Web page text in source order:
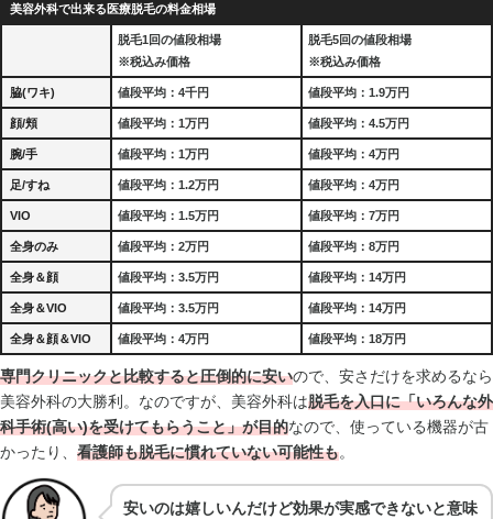
美容外科で出来る医療脱毛の料金相場
脱毛1回の値段相場
※税込み価格
脱毛5回の値段相場
※税込み価格
脇(ワキ) 値段平均：4千円 値段平均：1.9万円
顔/頬 値段平均：1万円 値段平均：4.5万円
腕/手 値段平均：1万円 値段平均：4万円
足/すね 値段平均：1.2万円 値段平均：4万円
VIO 値段平均：1.5万円 値段平均：7万円
全身のみ 値段平均：2万円 値段平均：8万円
全身＆顔 値段平均：3.5万円 値段平均：14万円
全身＆VIO 値段平均：3.5万円 値段平均：14万円
全身＆顔＆VIO 値段平均：4万円 値段平均：18万円
専門クリニックと比較すると圧倒的に安いので、安さだけを求めるなら
美容外科の大勝利。なのですが、美容外科は脱毛を入口に「いろんな外
科手術(高い)を受けてもらうこと」が目的なので、使っている機器が古
かったり、 看護師も脱毛に慣れていない可能性も。
安いのは嬉しいんだけど効果が実感できないと意味